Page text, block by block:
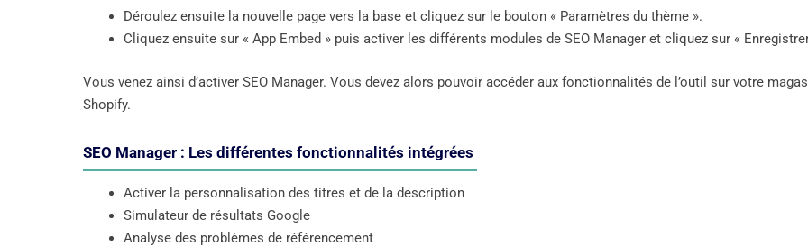
Déroulez ensuite la nouvelle page vers la base et cliquez sur le bouton « Paramètres du thème ».
Cliquez ensuite sur « App Embed » puis activer les différents modules de SEO Manager et cliquez sur «
Vous venez ainsi d’activer SEO Manager. Vous devez alors pouvoir accéder aux fonctionnalités de l’outil sur votre
Shopify.
SEO Manager : Les différentes fonctionnalités intégrées
Activer la personnalisation des titres et de la description
Simulateur de résultats Google
Analyse des problèmes de référencement